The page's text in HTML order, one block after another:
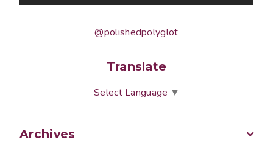
@polishedpolyglot
Translate
Select Language ▼
Archives